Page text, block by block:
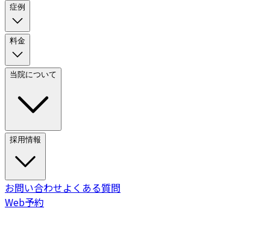
症例
料金
当院について
採用情報
お問い合わせよくある質問
Web予約